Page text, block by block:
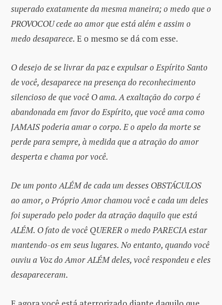
superado exatamente da mesma maneira; o medo que o
PROVOCOU cede ao amor que está além e assim o
medo desaparece. E o mesmo se dá com esse.
O desejo de se livrar da paz e expulsar o Espírito Santo
de você, desaparece na presença do reconhecimento
silencioso de que você O ama. A exaltação do corpo é
abandonada em favor do Espírito, que você ama como
JAMAIS poderia amar o corpo. E o apelo da morte se
perde para sempre, à medida que a atração do amor
desperta e chama por você.
De um ponto ALÉM de cada um desses OBSTÁCULOS
ao amor, o Próprio Amor chamou você e cada um deles
foi superado pelo poder da atração daquilo que está
ALÉM. O fato de você QUERER o medo PARECIA estar
mantendo-os em seus lugares. No entanto, quando você
ouviu a Voz do Amor ALÉM deles, você respondeu e eles
desapareceram.